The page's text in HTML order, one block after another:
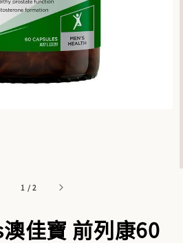
1 /2
佳寶 前列康60